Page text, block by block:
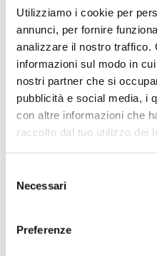
Utilizziamo i cookie per
annunci, per fornire
analizzare il nostro traffico.
informazioni sul modo in
nostri partner che si
pubblicità e social media, i
con altre informazioni che
raccolto dal tuo utilizzo dei
delNecessari
Preferenze
Bando Tipo -
TEMI PIÙ VISTI
ANCI
POLITICHE
SALUTE
SOSTENIBILITA'